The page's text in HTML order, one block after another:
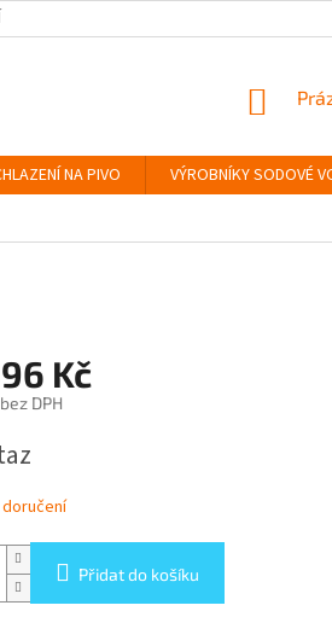
NA PIVO VÝROBNÍKY SODOVÉ
Kč
DPH
Přidat do košíku